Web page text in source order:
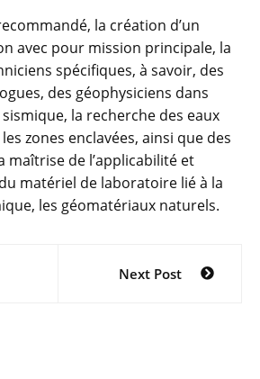
la création d’un
avec pour mission principale, la
spécifiques, à savoir, des
des géophysiciens dans
la recherche des eaux
zones enclavées, ainsi que des
maîtrise de l’applicabilité et
matériel de laboratoire lié à la
les géomatériaux naturels.
Next Post